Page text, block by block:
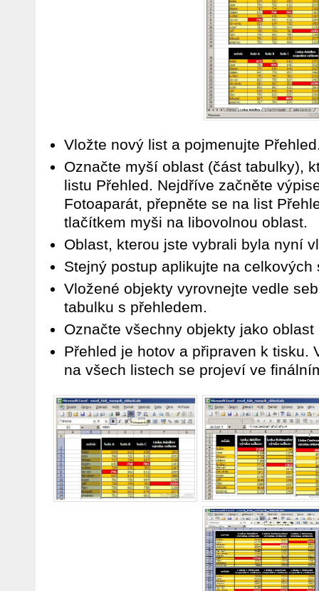
Vložte nový list a pojmenujte
Označte myší oblast (část tabulky),
listu Přehled. Nejdříve začněte
Fotoaparát, přepněte se na list
tlačítkem myši na libovolnou oblast.
Oblast, kterou jste vybrali byla nyní
Stejný postup aplikujte na
Vložené objekty vyrovnejte vedle
tabulku s přehledem.
Označte všechny objekty jako oblast
Přehled je hotov a připraven k tisku.
na všech listech se projeví ve